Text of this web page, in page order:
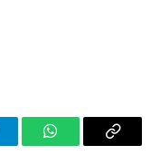
WhatsAppCopy